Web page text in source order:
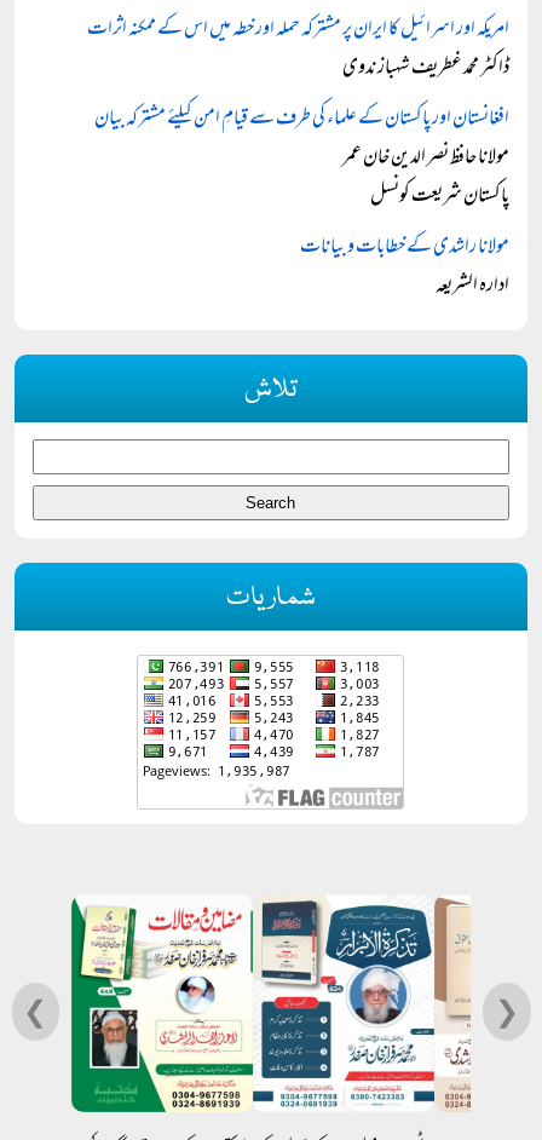
امریکہ اور اسرائیل کا ایران پر مشترکہ حملہ اور خطہ میں اس کے ممکنہ اثرات
ڈاکٹر محمد غطریف شہباز ندوی
افغانستان اور پاکستان کے علماء کی طرف سے قیامِ امن کیلئے مشترکہ بیان
مولانا حافظ نصر الدین خان عمر
پاکستان شریعت کونسل
مولانا راشدی کے خطابات و بیانات
ادارہ الشریعہ
تلاش
شماریات
❮ ❯